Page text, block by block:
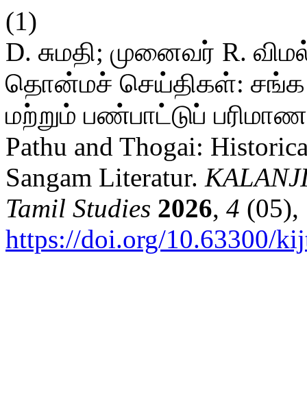
(1)
D. சுமதி; முனைவர் R.
தொன்மச் செய்திகள்: சங்க
மற்றும் பண்பாட்டுப்
Pathu and Thogai:
Sangam Literatur.
Tamil Studies 2026, 4 (05),
https://doi.org/10.63300/